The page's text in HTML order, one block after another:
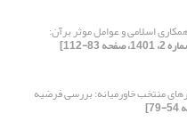
اسلامی و عوامل موثر برآن:
منتخب خاورمیانه: بررسی فرضیه